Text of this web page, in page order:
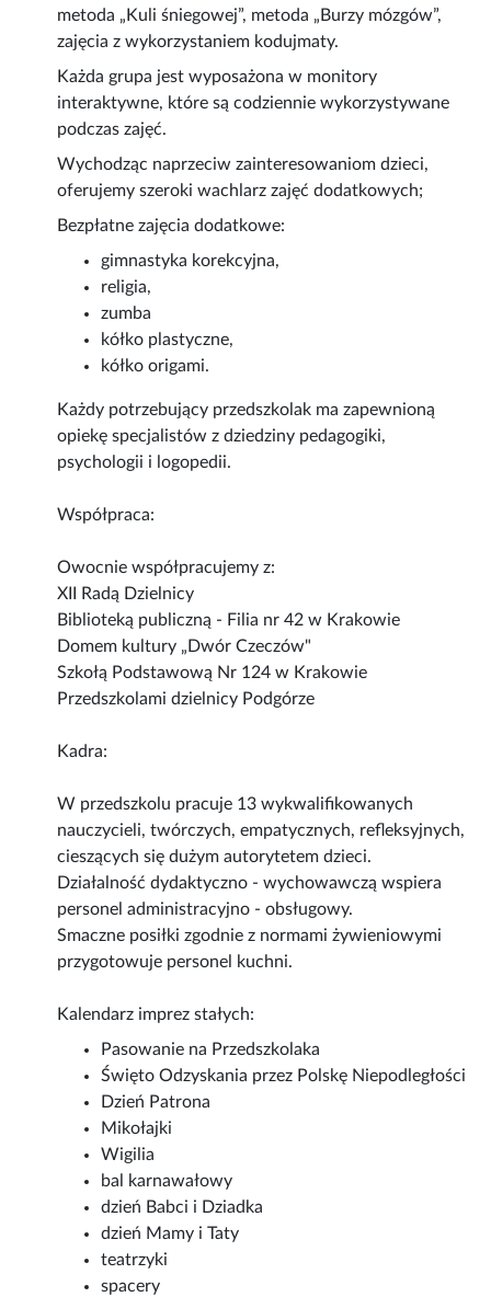
metoda „Kuli śniegowej”, metoda „Burzy mózgów”,
zajęcia z wykorzystaniem kodujmaty.
Każda grupa jest wyposażona w monitory
interaktywne, które są codziennie wykorzystywane
podczas zajęć.
Wychodząc naprzeciw zainteresowaniom dzieci,
oferujemy szeroki wachlarz zajęć dodatkowych;
Bezpłatne zajęcia dodatkowe:
gimnastyka korekcyjna,
religia,
zumba
kółko plastyczne,
kółko origami.
Każdy potrzebujący przedszkolak ma zapewnioną
opiekę specjalistów z dziedziny pedagogiki,
psychologii i logopedii.
Współpraca:
Owocnie współpracujemy z:
XII Radą Dzielnicy
Biblioteką publiczną - Filia nr 42 w Krakowie
Domem kultury „Dwór Czeczów"
Szkołą Podstawową Nr 124 w Krakowie
Przedszkolami dzielnicy Podgórze
Kadra:
W przedszkolu pracuje 13 wykwalifikowanych
nauczycieli, twórczych, empatycznych, refleksyjnych,
cieszących się dużym autorytetem dzieci.
Działalność dydaktyczno - wychowawczą wspiera
personel administracyjno - obsługowy.
Smaczne posiłki zgodnie z normami żywieniowymi
przygotowuje personel kuchni.
Kalendarz imprez stałych:
Pasowanie na Przedszkolaka
Święto Odzyskania przez Polskę Niepodległości
Dzień Patrona
Mikołajki
Wigilia
bal karnawałowy
dzień Babci i Dziadka
dzień Mamy i Taty
teatrzyki
spacery